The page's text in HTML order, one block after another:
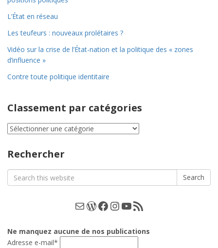
L’État en réseau
Les teufeurs : nouveaux prolétaires ?
Vidéo sur la crise de l’État-nation et la politique des « zones
d’influence »
Contre toute politique identitaire
Classement par catégories
Classement
par
Rechercher
Search
for:
Search
E-mailWordPress
Facebook
Instagram
YouTube
Les podcasts
Ne manquez aucune de nos publications
Adresse e-mail*